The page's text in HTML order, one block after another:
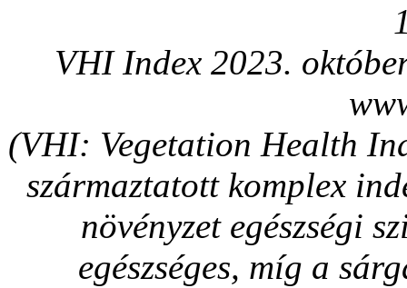
VHI Index 2023.
(VHI: Vegetation Health
származtatott komplex
növényzet egészségi
egészséges, míg a